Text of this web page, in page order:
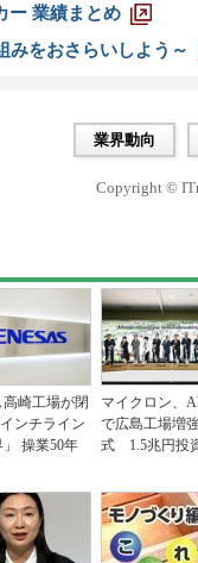
ー 業績まとめ
をおさらいしよう～
業界動向
Copyright ©
崎工場が閉
ンチライン
操業50年
マイクロン、
で広島工場増
式 1.5兆円投